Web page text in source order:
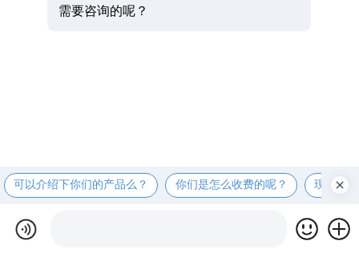
需要咨询的呢？
可以介绍下你们的产品么？ 你们是怎么收费的呢？ 现在有